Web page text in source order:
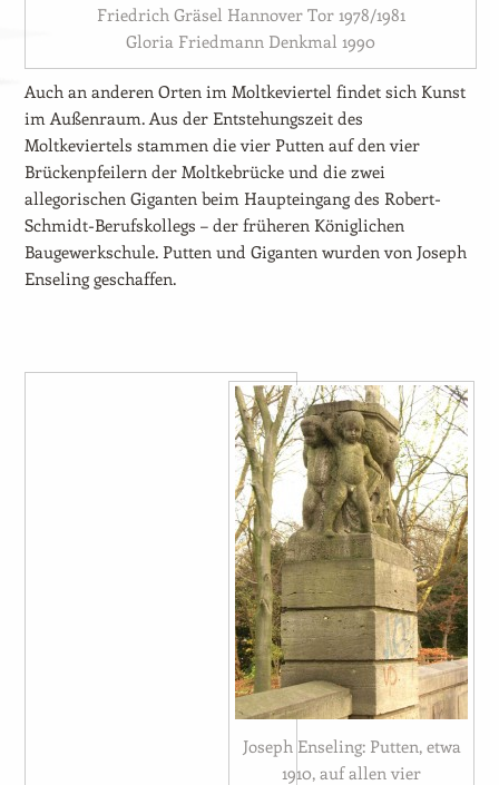
Friedrich Gräsel Hannover Tor 1978/1981
Gloria Friedmann Denkmal 1990
Auch an anderen Orten im Moltkeviertel findet sich Kunst
im Außenraum. Aus der Entstehungszeit des
Moltkeviertels stammen die vier Putten auf den vier
Brückenpfeilern der Moltkebrücke und die zwei
allegorischen Giganten beim Haupteingang des Robert-
Schmidt-Berufskollegs – der früheren Königlichen
Baugewerkschule. Putten und Giganten wurden von Joseph
Enseling geschaffen.
Joseph Enseling: Putten, etwa
1910, auf allen vier